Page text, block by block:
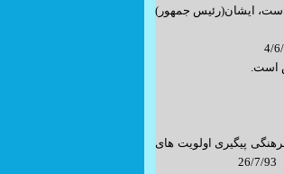
است، ایشان(رئیس جمهور)
است.
عالی انقلاب فرهنگی پیگیری اولویت های